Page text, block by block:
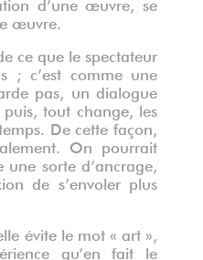
d’une œuvre, se
œuvre.
ce que le spectateur
; c’est comme une
pas, un dialogue
tout change, les
De cette façon,
On pourrait
sorte d’ancrage,
de s’envoler plus
évite le mot « art »,
qu’en fait le